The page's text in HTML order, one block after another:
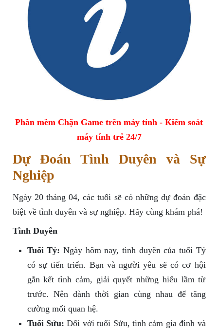
Phần mềm Chặn Game trên máy tính - Kiểm soát
máy tính trẻ 24/7
Dự Đoán Tình Duyên và Sự
Nghiệp
Ngày 20 tháng 04, các tuổi sẽ có những dự đoán đặc
biệt về tình duyên và sự nghiệp. Hãy cùng khám phá!
Tình Duyên
Tuổi Tý: Ngày hôm nay, tình duyên của tuổi Tý
có sự tiến triển. Bạn và người yêu sẽ có cơ hội
gắn kết tình cảm, giải quyết những hiểu lầm từ
trước. Nên dành thời gian cùng nhau để tăng
cường mối quan hệ.
Tuổi Sửu: Đối với tuổi Sửu, tình cảm gia đình và